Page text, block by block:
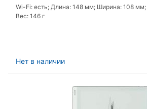
Wi-Fi: есть; Длина: 148 мм; Ширина: 108
Вес: 146 г
Нет в наличии